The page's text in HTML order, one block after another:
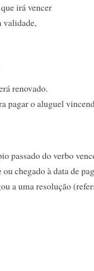
irá vencer
validade,
renovado.
pagar o aluguel
passado do verbo
chegado à data de
a uma resolução